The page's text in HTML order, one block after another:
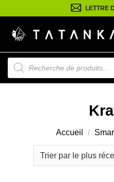
au
contenu
LETTRE
Recherche
de
produits
Accueil /